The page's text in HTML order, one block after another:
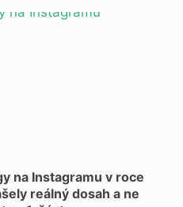
na Instagramu v roce
reálný dosah a ne